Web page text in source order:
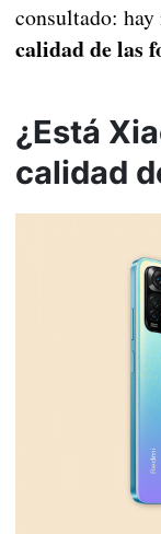
consultado: hay
calidad de las
¿Está
calidad